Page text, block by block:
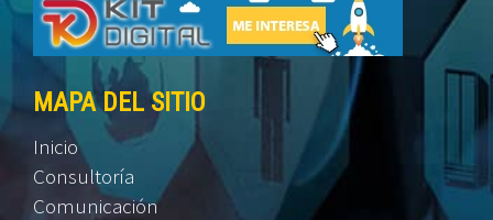
MAPA DEL SITIO
Inicio
Consultoría
Comunicación